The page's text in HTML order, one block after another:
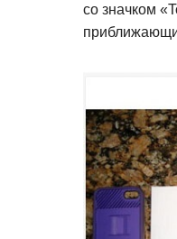
со значком